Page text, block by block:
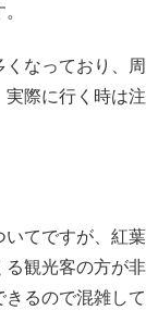
くなっており、
際に行く時は
いてですが、紅
る観光客の方が
るので混雑して